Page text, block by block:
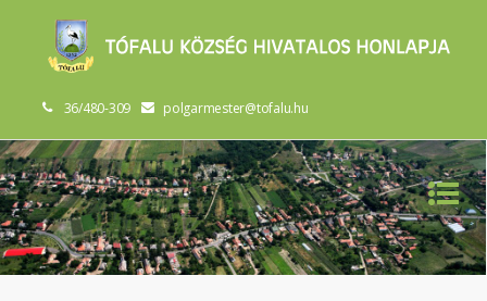
36/480-309 polgarmester@tofalu.hu